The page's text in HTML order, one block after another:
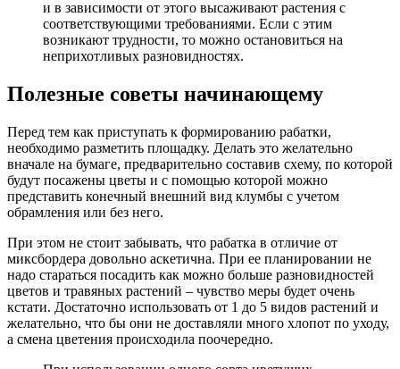
и в зависимости от этого высаживают растения с
соответствующими требованиями. Если с этим
возникают трудности, то можно остановиться на
неприхотливых разновидностях.
Полезные советы начинающему
Перед тем как приступать к формированию рабатки,
необходимо разметить площадку. Делать это желательно
вначале на бумаге, предварительно составив схему, по которой
будут посажены цветы и с помощью которой можно
представить конечный внешний вид клумбы с учетом
обрамления или без него.
При этом не стоит забывать, что рабатка в отличие от
миксбордера довольно аскетична. При ее планировании не
надо стараться посадить как можно больше разновидностей
цветов и травяных растений – чувство меры будет очень
кстати. Достаточно использовать от 1 до 5 видов растений и
желательно, что бы они не доставляли много хлопот по уходу,
а смена цветения происходила поочередно.